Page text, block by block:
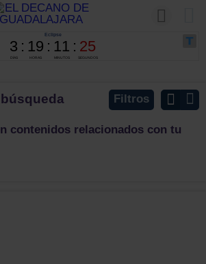
Filtros
contenidos relacionados con tu